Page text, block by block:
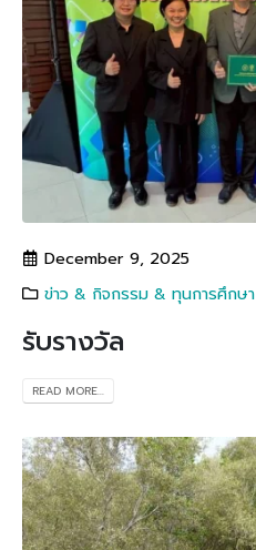
December 9, 2025
ข่าว & กิจกรรม & ทุนการศึกษา
รับรางวัล
READ MORE...